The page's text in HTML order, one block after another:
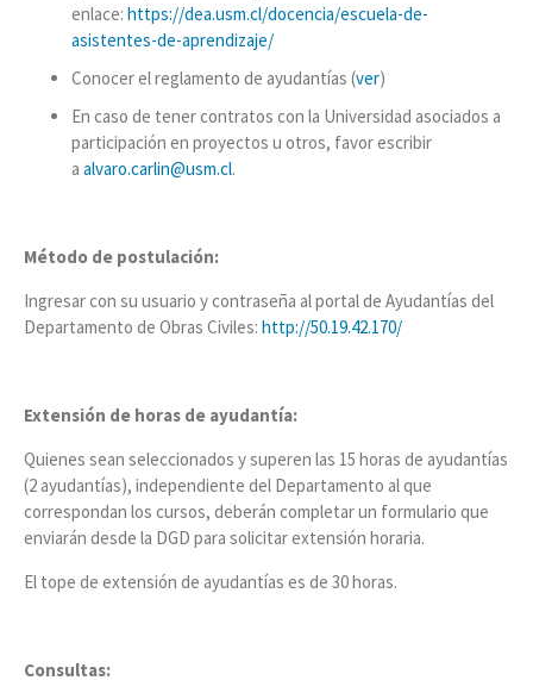
enlace: https://dea.usm.cl/docencia/escuela-de-
asistentes-de-aprendizaje/
Conocer el reglamento de ayudantías (ver)
En caso de tener contratos con la Universidad asociados a
participación en proyectos u otros, favor escribir
a alvaro.carlin@usm.cl.
Método de postulación:
Ingresar con su usuario y contraseña al portal de Ayudantías del
Departamento de Obras Civiles: http://50.19.42.170/
Extensión de horas de ayudantía:
Quienes sean seleccionados y superen las 15 horas de ayudantías
(2 ayudantías), independiente del Departamento al que
correspondan los cursos, deberán completar un formulario que
enviarán desde la DGD para solicitar extensión horaria.
El tope de extensión de ayudantías es de 30 horas.
Consultas: